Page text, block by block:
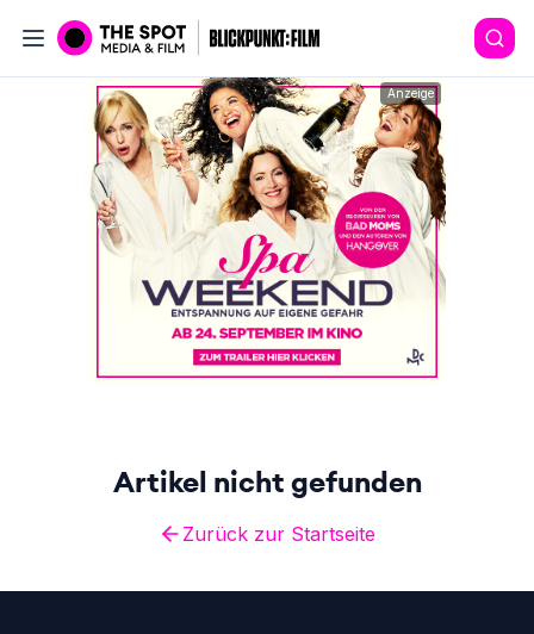
Anzeige
Artikel nicht gefunden
Zurück zur Startseite